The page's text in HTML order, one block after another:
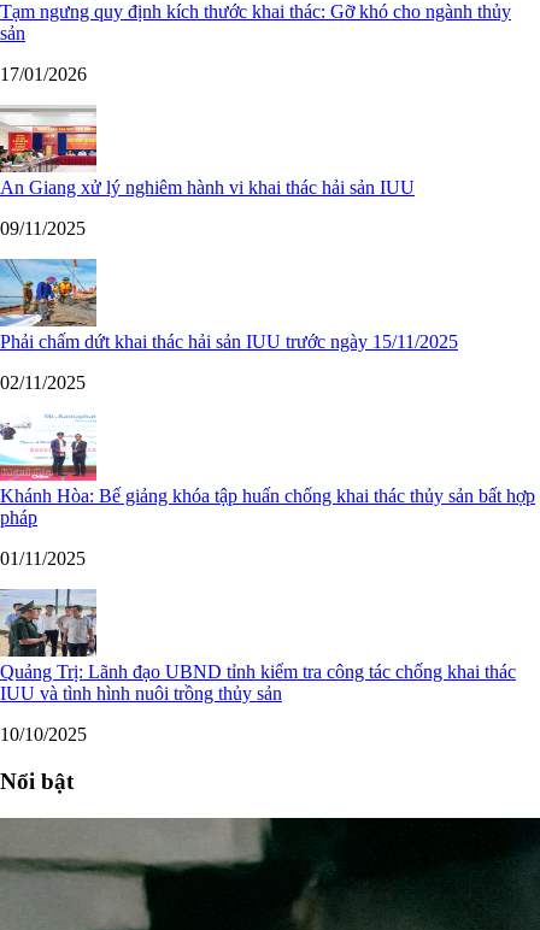
Tạm ngưng quy định kích thước khai thác: Gỡ khó cho ngành thủy
sản
17/01/2026
An Giang xử lý nghiêm hành vi khai thác hải sản IUU
09/11/2025
Phải chấm dứt khai thác hải sản IUU trước ngày 15/11/2025
02/11/2025
Khánh Hòa: Bế giảng khóa tập huấn chống khai thác thủy sản bất hợp
pháp
01/11/2025
Quảng Trị: Lãnh đạo UBND tỉnh kiểm tra công tác chống khai thác
IUU và tình hình nuôi trồng thủy sản
10/10/2025
Nổi bật